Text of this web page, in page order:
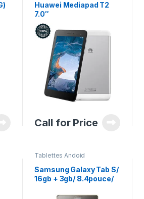
Huawei Mediapad T2
7.0″
Call for Price
Tablettes Andoid
Samsung Galaxy Tab S/
16gb + 3gb/ 8.4pouce/